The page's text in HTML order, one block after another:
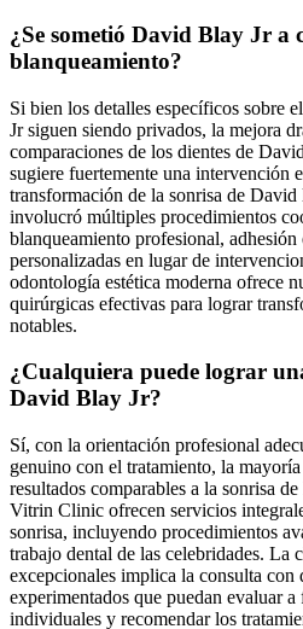
¿Se sometió David Blay Jr a
blanqueamiento?
Si bien los detalles específicos sobre
Jr siguen siendo privados, la mejora
comparaciones de los dientes de
sugiere fuertemente una intervención
transformación de la sonrisa de
involucró múltiples procedimientos
blanqueamiento profesional,
personalizadas en lugar de
odontología estética moderna ofrece
quirúrgicas efectivas para lograr
notables.
¿Cualquiera puede lograr
David Blay Jr?
Sí, con la orientación profesional
genuino con el tratamiento, la
resultados comparables a la sonrisa
Vitrin Clinic ofrecen servicios
sonrisa, incluyendo procedimientos
trabajo dental de las celebridades. La
excepcionales implica la consulta con
experimentados que puedan evaluar a
individuales y recomendar los